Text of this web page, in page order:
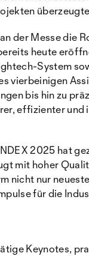
der Messe die
heute
System
vierbeinigen
bis hin zu
effizienter
2025 hat
mit hoher
nicht nur
für die
Keynotes,